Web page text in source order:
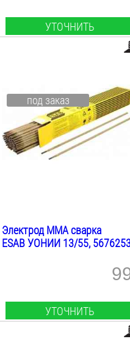
УТОЧНИТЬ
под заказ
Электрод MMA сварка
ESAB УОНИИ 13/55,
УТОЧНИТЬ